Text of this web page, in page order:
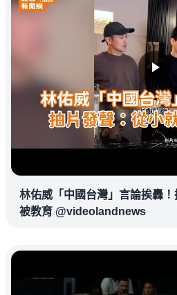
林佑威「中國台灣」言論挨轟
被教育 @videolandnews